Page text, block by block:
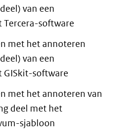
van een
software
met het annoteren
van een
software
met het annoteren van
deel met het
sjabloon